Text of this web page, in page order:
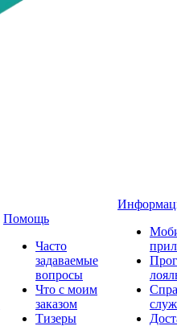
Помощь
Часто
задаваемые
вопросы
Что с моим
заказом
Тизеры